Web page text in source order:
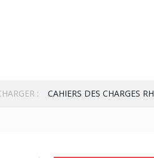
CAHIERS DES CHARGES RH
: